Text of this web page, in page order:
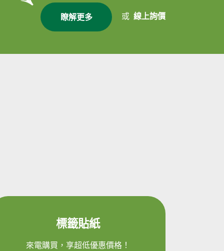
瞭解更多 或 線上詢價
標籤貼紙
來電購買，享超低優惠價格！